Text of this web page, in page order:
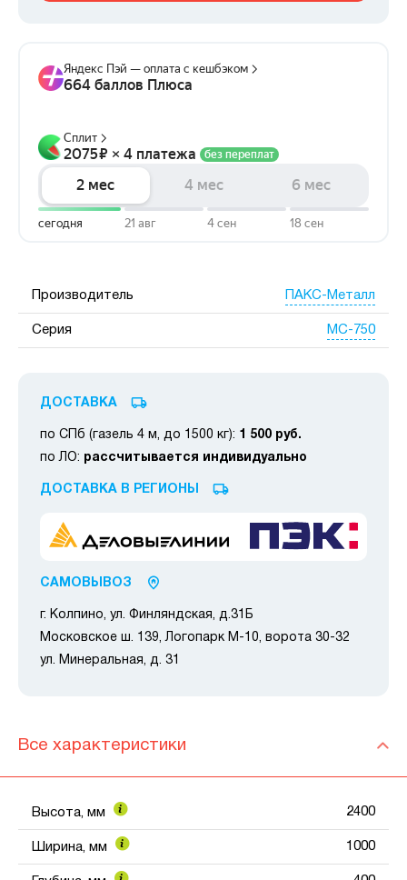
Производитель ПАКС-Металл
Серия МС-750
ДОСТАВКА
по СПб (газель 4 м, до 1500 кг): 1 500 руб.
по ЛО: рассчитывается индивидуально
ДОСТАВКА В РЕГИОНЫ
САМОВЫВОЗ
г. Колпино, ул. Финляндская, д.31Б
Московское ш. 139, Логопарк М-10, ворота 30-32
ул. Минеральная, д. 31
Все характеристики
Высота, мм 2400
Ширина, мм 1000